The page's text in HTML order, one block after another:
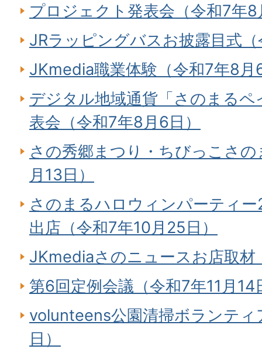
プロジェクト発表会（令和7年
JRラッピングバスお披露目式
JKmedia職業体験（令和7年8月
デジタル地域通貨「さのまる
表会（令和7年8月6日）
さの秀郷まつり・ちびっこさ
月13日）
さのまるハロウィンパーティ
出店（令和7年10月25日）
JKmediaさのニュースお店取材
第6回定例会議（令和7年11月14
volunteens公園清掃ボランティ
日）